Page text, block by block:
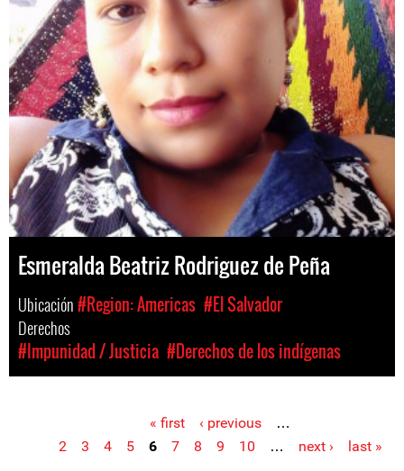
Esmeralda Beatriz Rodriguez de Peña
Ubicación#Region: Americas #El Salvador
Derechos
#Impunidad / Justicia #Derechos de los indígenas
« first ‹ previous
…
2
3 4 5 6 7 8 9 10 … next › last »